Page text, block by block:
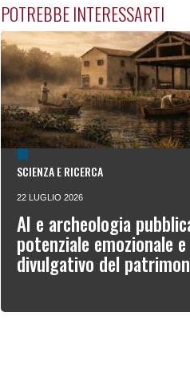
POTREBBE INTERESSARTI
SCIENZA E RICERCA
22 LUGLIO 2026
AI e archeologia
potenziale emozionale e
divulgativo del